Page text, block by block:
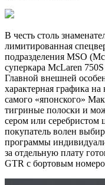
В честь столь
лимитированная
подразделения MSO
суперкара McLaren
Главной внешней
характерная графика
самого «японского»
тигриные полоски и
сером или серебристом
покупатель волен
программы
за отдельную плату
GTR с бортовым